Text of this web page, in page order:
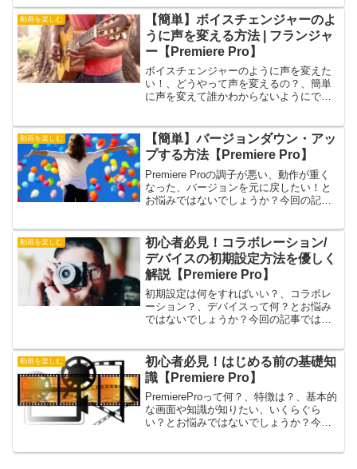
にする操作方法について紹介します。こ
の記事は以下のような人におすすめ！音
声の残響音や反射音を除去したい！リバ
ーブを知りたい！簡単操作で対処した
い！
動画を楽しむ
【簡単】ボイスチェンジャーのよ
うに声を変える方法 | フランジャ
ー【Premiere Pro】
ボイスチェンジャーのように声を変えた
い！、どうやって声を変えるの？、簡単
に声を変えて誰かわからないようにでき
Premiere Proで声を変える方法について
紹介します。この記事は以下のような人
におすすめ！声を変えたい！フランジャ
ーを知りたい！簡単な操作を知りたい！
動画を楽しむ
【簡単】バージョンダウン・アッ
プする方法【Premiere Pro】
Premiere Proの調子が悪い、動作が重く
なった、バージョンを元に戻したい！と
お悩みではないでしょうか？今回の記事
について紹介します。この記事は以下の
ような人におすすめ！任意のバージョン
に変更したい！ダウングレードしたい！
具合を修正したい！
動画を楽しむ
初心者必見！コラボレーション/
デバイスの初期設定方法を優しく
解説【Premiere Pro】
初期設定は何をすればいい？、コラボレ
ーション？、デバイスって何？とお悩み
ではないでしょうか？今回の記事では、
について紹介します。この記事は以下の
ような人におすすめ！設定項目の内容を
知りたい！初期設定画面の開き方を知り
たい！コラボレーションが知りたい！
動画を楽しむ
初心者必見！はじめる前の基礎知
識【Premiere Pro】
PremiereProって何？、特徴は？、基本的
な画面や知識が知りたい、いくらぐら
い？とお悩みではないでしょうか？今回